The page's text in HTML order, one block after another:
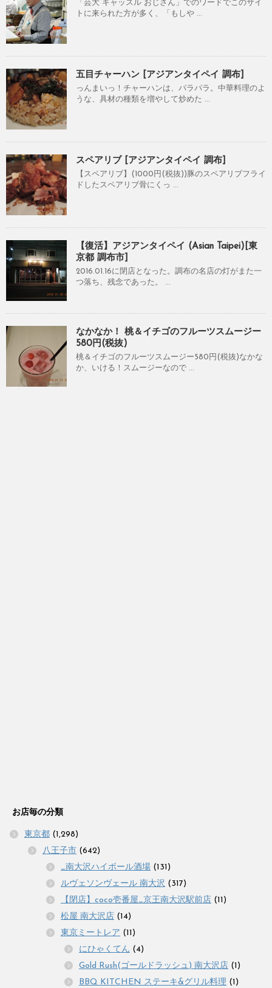
「芸大 キャッスル おじさん」でのワードでこのサイ
トに来られた方が多く、「もしや ...
五目チャーハン [アジアンタイペイ 調布]
っんまいっ！チャーハンは、パラパラ。中華料理のよ
うな、具材の種類を増やして炒めた ...
スペアリブ [アジアンタイペイ 調布]
【スペアリブ】(1000円(税抜))豚のスペアリブフライ
ドしたスペアリブ骨にくっ ...
【復活】アジアンタイペイ (Asian Taipei)[東
京都 調布市]
2016.01.16に閉店となった。調布の名店の灯がまた一
つ落ち、残念であった。 ...
なかなか！ 桃＆イチゴのフルーツスムージー
580円(税抜)
桃＆イチゴのフルーツスムージー580円(税抜)なかな
か、いける！スムージーなので ...
お店毎の分類
東京都 (1,298)
八王子市 (642)
_南大沢ハイボール酒場 (131)
ルヴェソンヴェール 南大沢 (317)
【閉店】coco壱番屋_京王南大沢駅前店 (11)
松屋 南大沢店 (14)
東京ミートレア (11)
にひゃくてん (4)
Gold Rush(ゴールドラッシュ) 南大沢店 (1)
BBQ KITCHEN ステーキ&グリル料理 (1)